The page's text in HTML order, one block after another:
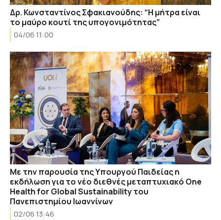
Δρ. Κωνσταντίνος Σφακιανούδης: “Η μήτρα είναι
το μαύρο κουτί της υπογονιμότητας”
04/06 11:00
Με την παρουσία της Υπουργού Παιδείας η
εκδήλωση για το νέο διεθνές μεταπτυχιακό One
Health for Global Sustainability του
Πανεπιστημίου Ιωαννίνων
02/06 13:46